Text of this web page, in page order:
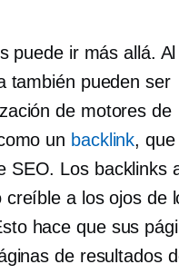
puede ir más allá.
también pueden ser
de motores de
un backlink,
SEO. Los backlinks
a los ojos de
hace que sus
de resultados